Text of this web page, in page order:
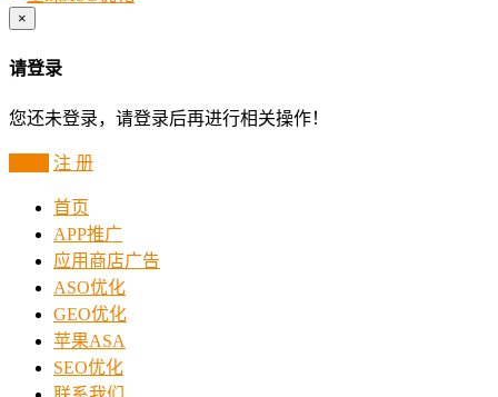
×
请登录
您还未登录，请登录后再进行相关操作！
注 册
首页
APP推广
应用商店广告
ASO优化
GEO优化
苹果ASA
SEO优化